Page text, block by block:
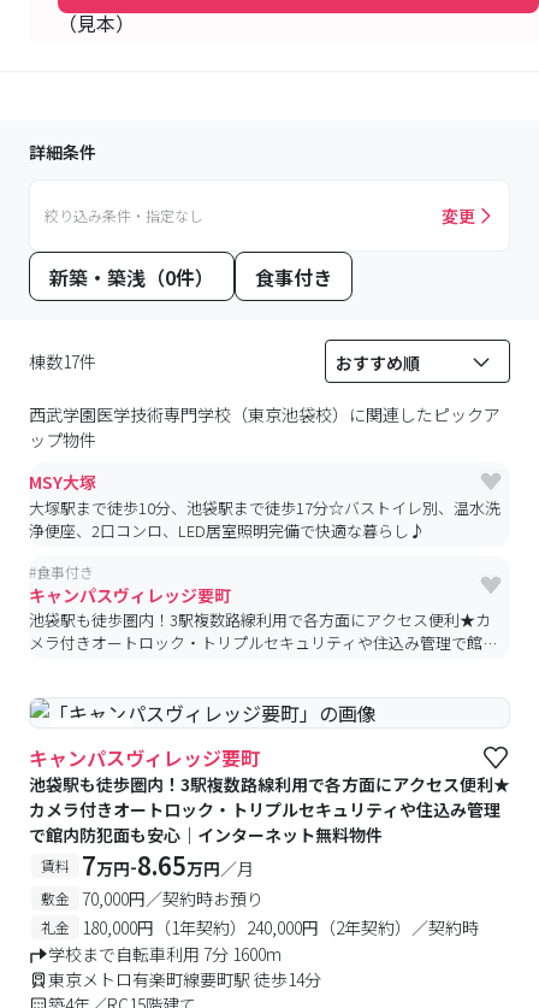
詳細条件
絞り込み条件・指定なし 変更
新築・築浅（0件） 食事付き
棟数17件
西武学園医学技術専門学校（東京池袋校） に関連したピックア
ップ物件
MSY大塚
大塚駅まで徒歩10分、池袋駅まで徒歩17分☆バストイレ別、温水洗
浄便座、2口コンロ、LED居室照明完備で快適な暮らし♪
#食事付き
キャンパスヴィレッジ要町
池袋駅も徒歩圏内！3駅複数路線利用で各方面にアクセス便利★カ
メラ付きオートロック・トリプルセキュリティや住込み管理で館内
#食事付き
キャンパスヴィレッジ要町
池袋駅も徒歩圏内！3駅複数路線利用で各方面にアクセス便利★
カメラ付きオートロック・トリプルセキュリティや住込み管理
で館内防犯面も安心｜インターネット無料物件
賃料 7万円-8.65万円／月
敷金 70,000円／契約時お預り
礼金
180,000円（1年契約）240,000円（2年契約）／契約時
学校まで自転車利用 7分 1600m
東京メトロ有楽町線要町駅 徒歩14分